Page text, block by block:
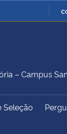
Ministério da Defesa
Ministério do
– Campus
Seleção